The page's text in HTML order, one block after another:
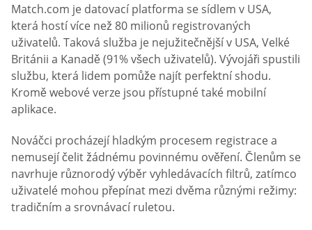
Match.com je datovací platforma se sídlem v USA,
která hostí více než 80 milionů registrovaných
uživatelů. Taková služba je nejužitečnější v USA, Velké
Británii a Kanadě (91% všech uživatelů). Vývojáři spustili
službu, která lidem pomůže najít perfektní shodu.
Kromě webové verze jsou přístupné také mobilní
aplikace.
Nováčci procházejí hladkým procesem registrace a
nemusejí čelit žádnému povinnému ověření. Členům se
navrhuje různorodý výběr vyhledávacích filtrů, zatímco
uživatelé mohou přepínat mezi dvěma různými režimy:
tradičním a srovnávací ruletou.